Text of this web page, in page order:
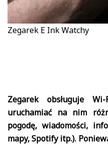
Zegarek E Ink Watchy
Zegarek obsługuje
uruchamiać na nim
pogodę, wiadomości,
mapy, Spotify itp.).